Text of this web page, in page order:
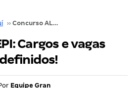
›› Concurso ALEPI: Cargos e vagas oficialmente definidos!
Cargos e vagas
Equipe Gran